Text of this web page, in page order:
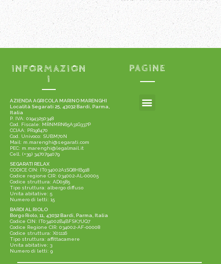
INFORMAZION
I
AZIENDA AGRICOLA MARINO MARENGHI
Località Segarati 25, 43032 Bardi, Parma,
Italia
P. IVA: 01943250348
Cod. Fiscale: MRNMRN65A31G337P
CCIAA: PR196470
Cod. Univoco: SUBM70N
Mail: m.marenghi@segarati.com
PEC: m.marenghi@legalmail.it
Cell. (+39) 3470794079
SEGARATI RELAX
CODICE CIN: IT034002A1SQ8HB918
Codice regione CIR: 034002-AL-00005
Codice struttura: AD0585
Tipo struttura: albergo diffuso
Unita abitative: 5
Numero di letti: 15
BARDI AL RIOLO
Borgo Riolo, 11, 43032 Bardi, Parma, Italia
Codice CIN: IT034002B4BFSK7UQ7
Codice Regione CIR: 034002-AF-00008
Codice struttura: X01116
Tipo struttura: affittacamere
Unita abitative: 3
Numero di letti: 9
PAGINE